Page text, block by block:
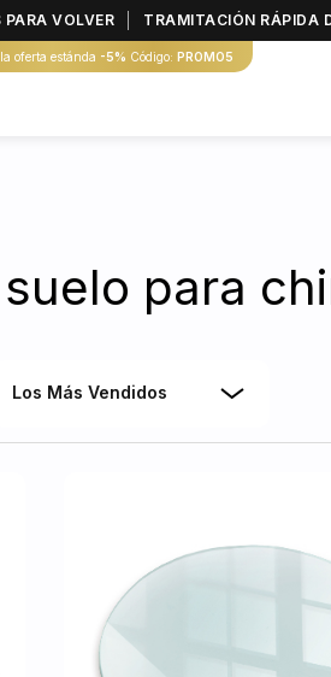
PARA VOLVER TRAMITACIÓN RÁPIDA
oferta estánda -5% Código: PROMO5
para
Los Más Vendidos